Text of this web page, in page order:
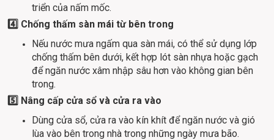
triển của nấm mốc.
4️⃣ Chống thấm sàn mái từ bên trong
Nếu nước mưa ngấm qua sàn mái, có thể sử dụng lớp
chống thấm bên dưới, kết hợp lót sàn nhựa hoặc gạch
để ngăn nước xâm nhập sâu hơn vào không gian bên
trong.
5️⃣ Nâng cấp cửa sổ và cửa ra vào
Dùng cửa sổ, cửa ra vào kín khít để ngăn nước và gió
lùa vào bên trong nhà trong những ngày mưa bão.